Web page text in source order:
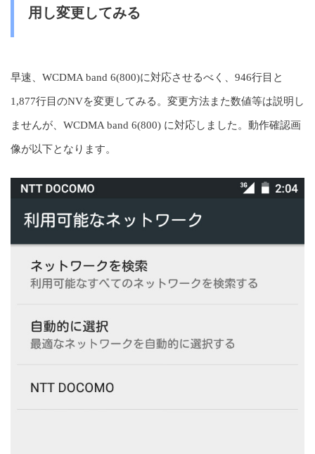
用し変更してみる
早速、WCDMA band 6(800)に対応させるべく、946行目と
1,877行目のNVを変更してみる。変更方法また数値等は説明し
ませんが、WCDMA band 6(800) に対応しました。動作確認画
像が以下となります。